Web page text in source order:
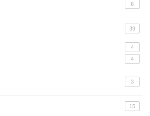
6
39
4
4
3
15